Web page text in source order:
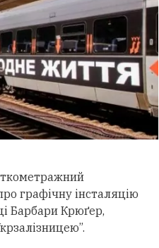
графічну інсталяцію
Барбари Крюґер,